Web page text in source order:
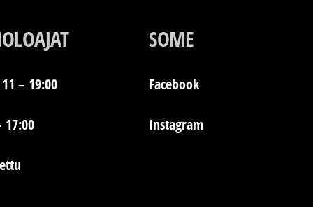
– 19:00
17:00
SOME
Facebook
Instagram